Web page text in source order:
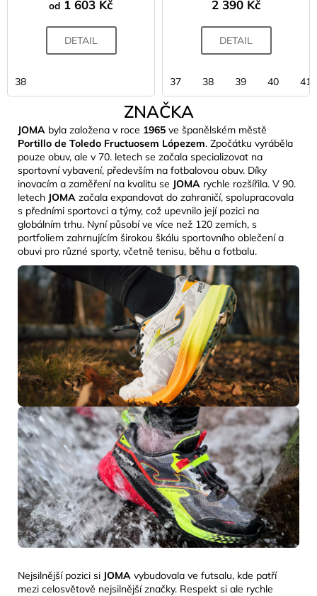
od 1 603 Kč
DETAIL
38
2 390 Kč
DETAIL
37 38 39 40 41
ZNAČKA
JOMA byla založena v roce 1965 ve španělském městě
Portillo de Toledo Fructuosem Lópezem. Zpočátku vyráběla
pouze obuv, ale v 70. letech se začala specializovat na
sportovní vybavení, především na fotbalovou obuv. Díky
inovacím a zaměření na kvalitu se JOMA rychle rozšířila. V 90.
letech JOMA začala expandovat do zahraničí, spolupracovala
s předními sportovci a týmy, což upevnilo její pozici na
globálním trhu. Nyní působí ve více než 120 zemích, s
portfoliem zahrnujícím širokou škálu sportovního oblečení a
obuvi pro různé sporty, včetně tenisu, běhu a fotbalu.
Nejsilnější pozici si JOMA vybudovala ve futsalu, kde patří
mezi celosvětově nejsilnější značky. Respekt si ale rychle